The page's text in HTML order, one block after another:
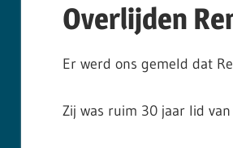
Overlijden
Er werd ons gemeld dat
Zij was ruim 30 jaar lid